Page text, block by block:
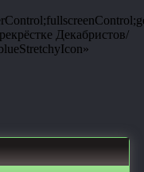
Декабристов/